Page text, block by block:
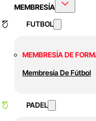
MEMBRESÍA
FUTBOL
MEMBRESÍA DE
Membresía De Fútbol
PADEL